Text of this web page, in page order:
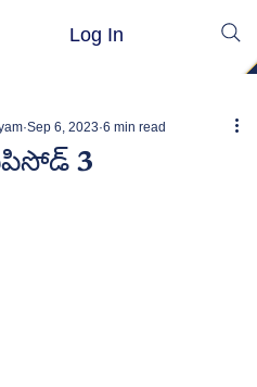
Log In
3
Sep 6, 2023 6 min read